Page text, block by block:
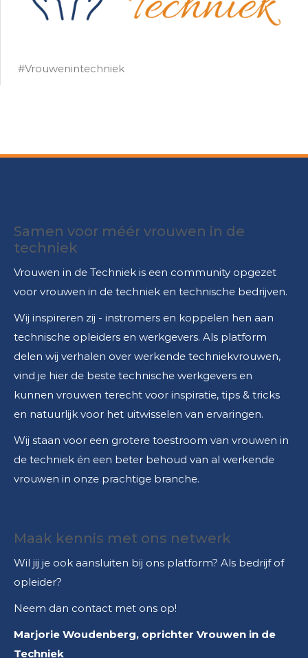
#Vrouwenintechniek
Samen voor méér vrouwen in de
techniek
Vrouwen in de Techniek is een community opgezet
voor vrouwen in de techniek en technische bedrijven.
Wij inspireren zij - instromers en koppelen hen aan
technische opleiders en werkgevers. Als platform
delen wij verhalen over werkende techniekvrouwen,
vind je hier de beste technische werkgevers en
kunnen vrouwen terecht voor inspiratie, tips & tricks
en natuurlijk voor het uitwisselen van ervaringen.
Wij staan voor een grotere toestroom van vrouwen in
de techniek én een beter behoud van al werkende
vrouwen in onze prachtige branche.
Maak kennis met ons netwerk
Wil jij je ook aansluiten bij ons platform? Als bedrijf of
opleider?
Neem dan contact met ons op!
Marjorie Woudenberg, oprichter Vrouwen in de
Techniek